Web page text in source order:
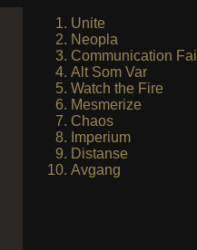
Unite
Neopla
Communication Fail
Alt Som Var
Watch the Fire
Mesmerize
Chaos
Imperium
Distanse
Avgang